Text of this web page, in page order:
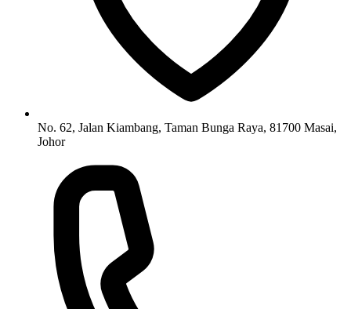
No. 62, Jalan Kiambang, Taman Bunga Raya, 81700 Masai,
Johor